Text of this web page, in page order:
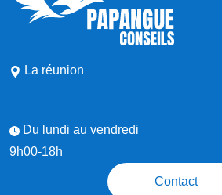
La réunion
Du lundi au vendredi
9h00-18h
Contact